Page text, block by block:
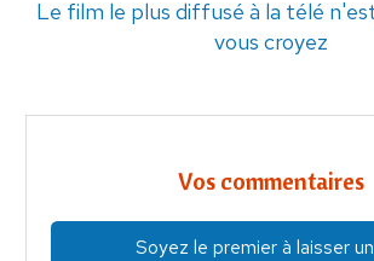
Le film le plus diffusé à la télé
vous croyez
Vos commentaires
Soyez le premier à laisser